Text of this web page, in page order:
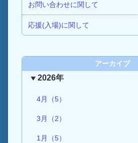
お問い合わせに関して
応援(入場)に関して
アーカイブ
2026年
4月（5）
3月（2）
1月（5）